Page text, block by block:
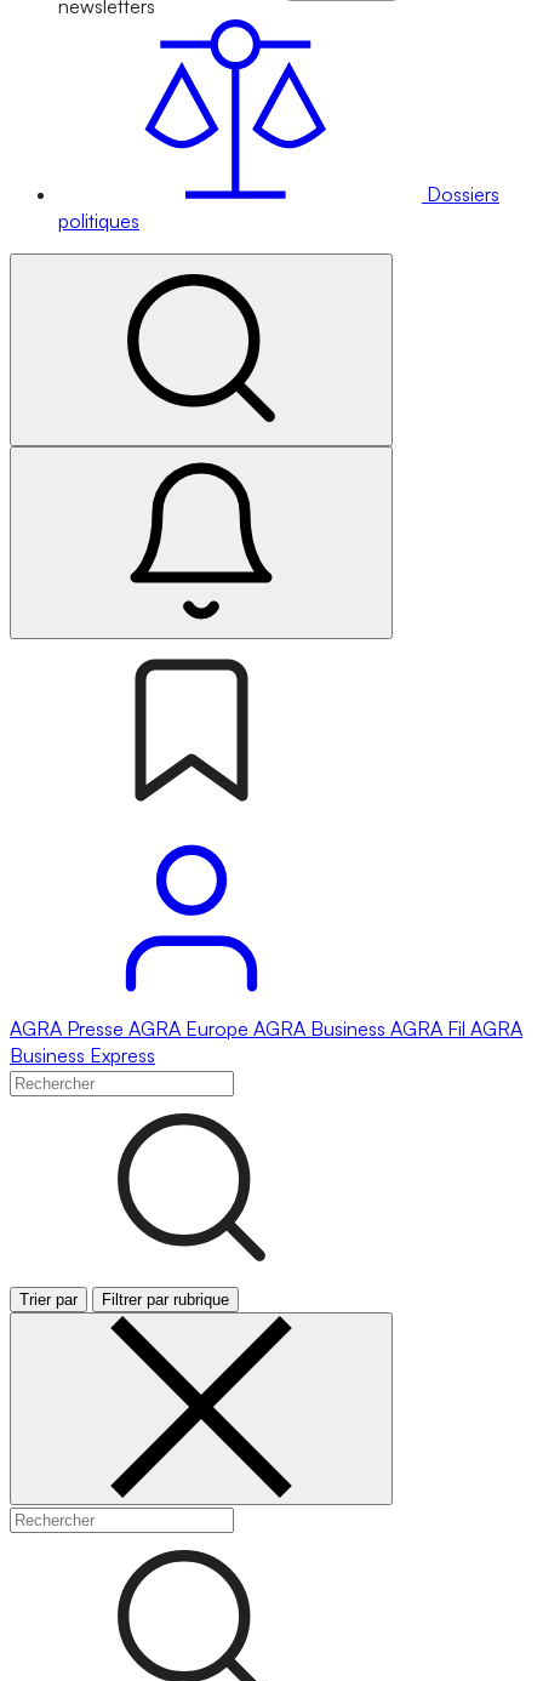
newsletters
Dossiers
politiques
AGRA Presse AGRA Europe AGRA Business AGRA Fil AGRA
Business Express
Trier par Filtrer par rubrique